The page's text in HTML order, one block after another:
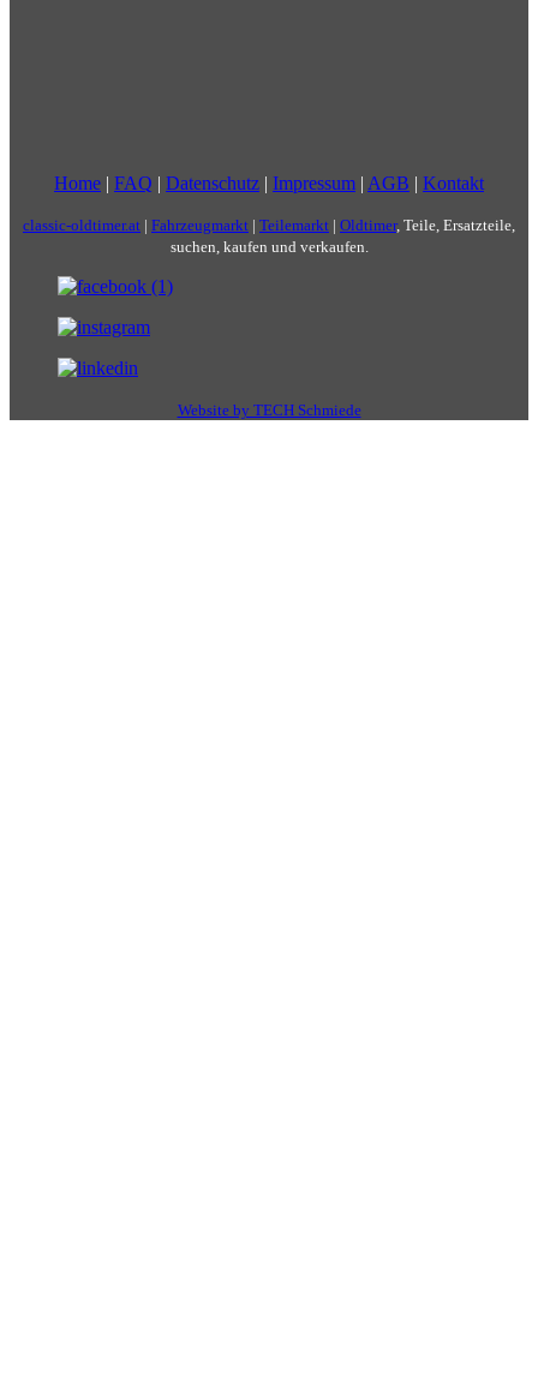
Home | FAQ | Datenschutz | Impressum | AGB | Kontakt
classic-oldtimer.at | Fahrzeugmarkt | Teilemarkt | Oldtimer, Teile, Ersatzteile,
suchen, kaufen und verkaufen.
Website by TECH Schmiede